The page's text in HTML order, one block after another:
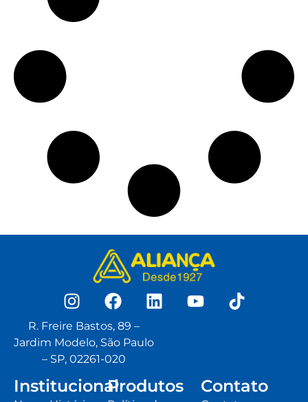
R. Freire Bastos, 89 –
Jardim Modelo, São Paulo
– SP, 02261-020
InstitucionalProdutos Contato